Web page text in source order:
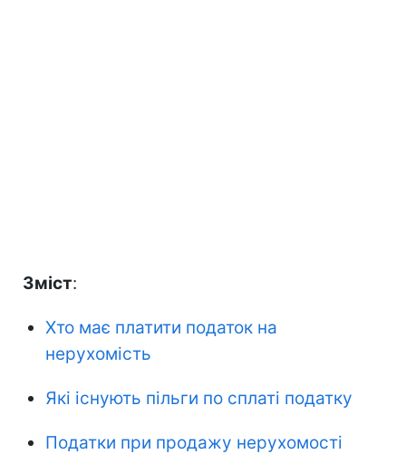
Зміст:
Хто має платити податок на
нерухомість
Які існують пільги по сплаті податку
Податки при продажу нерухомості